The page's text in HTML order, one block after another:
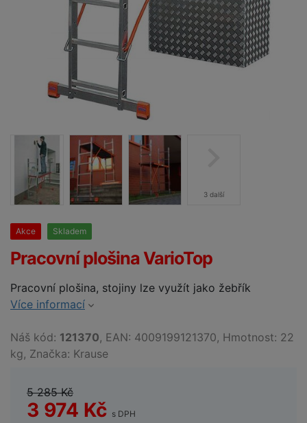
3 další
Akce Skladem
Pracovní plošina VarioTop
Pracovní plošina, stojiny lze využít jako žebřík
Více informací
Náš kód: 121370, EAN: 4009199121370, Hmotnost: 22
kg, Značka: Krause
5 285 Kč
3 974 Kč s DPH